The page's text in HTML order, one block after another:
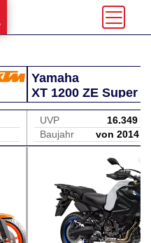
Yamaha
XT 1200 ZE Super
UVP
16.349 €
Baujahr
von 2014